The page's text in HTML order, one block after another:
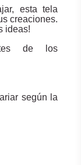
esta tela
creaciones.
ideas!
de los
según la